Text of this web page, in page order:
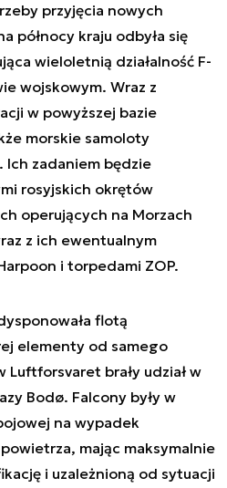
przyjęcia nowych
północy kraju odbyła się
wieloletnią działalność F-
wojskowym. Wraz z
w powyższej bazie
morskie samoloty
Ich zadaniem będzie
rosyjskich okrętów
operujących na Morzach
z ich ewentualnym
i torpedami ZOP.
flotą
elementy od samego
Luftforsvaret brały udział w
Bodø. Falcony były w
na wypadek
mając maksymalnie
i uzależnioną od sytuacji